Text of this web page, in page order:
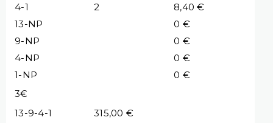
4-1
2
8,40 €
13-NP
0 €
9-NP
0 €
4-NP
0 €
1-NP
0 €
3€
13-9-4-1
315,00 €